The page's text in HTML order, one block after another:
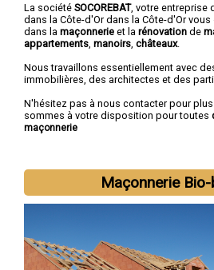
La société SOCOREBAT, votre entreprise
dans la Côte-d'Or dans la Côte-d'Or
dans la maçonnerie et la rénovation de
appartements manoirs châteaux.
Nous travaillons essentiellement avec
immobilières, des architectes et des
N'hésitez pas à nous contacter pour
sommes à votre disposition pour toutes
maçonnerie
Maçonnerie